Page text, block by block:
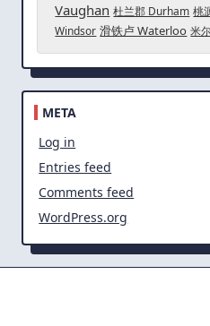
Vaughan 杜兰郡 Durham 桃
Windsor 滑铁卢 Waterloo 米
META
Log in
Entries feed
Comments feed
WordPress.org